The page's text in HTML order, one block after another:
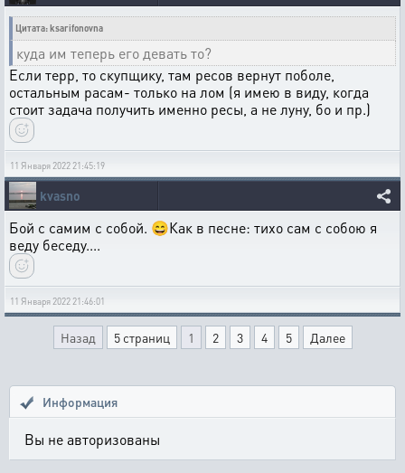
Цитата: ksarifonovna
куда им теперь его девать то?
Если терр, то скупщику, там ресов вернут поболе,
остальным расам- только на лом (я имею в виду, когда
стоит задача получить именно ресы, а не луну, бо и пр.)
11 Января 2022 21:45:19
kvasno
Бой с самим с собой. 😄Как в песне: тихо сам с собою я
веду беседу....
11 Января 2022 21:46:01
Назад 5 страниц 1 2 3 4 5 Далее
Информация
Вы не авторизованы